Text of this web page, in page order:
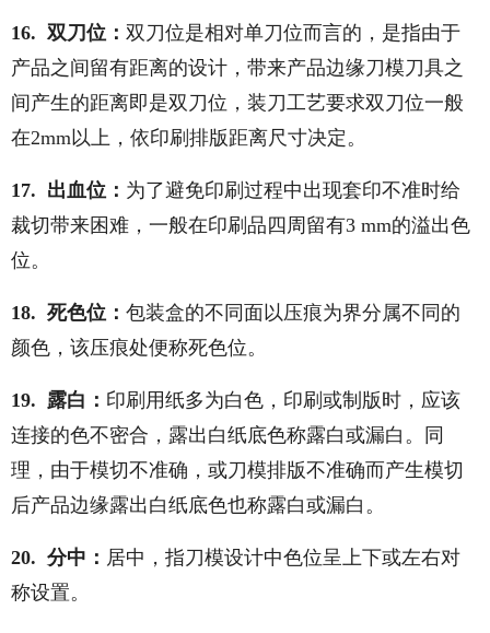
16. 双刀位： 双刀位是相对单刀位而言的，是指由于
产品之间留有距离的设计，带来产品边缘刀模刀具之
间产生的距离即是双刀位，装刀工艺要求双刀位一般
在2mm以上，依印刷排版距离尺寸决定。
17. 出血位： 为了避免印刷过程中出现套印不准时给
裁切带来困难，一般在印刷品四周留有3 mm的溢出色
位。
18. 死色位： 包装盒的不同面以压痕为界分属不同的
颜色，该压痕处便称死色位。
19. 露白： 印刷用纸多为白色，印刷或制版时，应该
连接的色不密合，露出白纸底色称露白或漏白。同
理，由于模切不准确，或刀模排版不准确而产生模切
后产品边缘露出白纸底色也称露白或漏白。
20. 分中： 居中，指刀模设计中色位呈上下或左右对
称设置。